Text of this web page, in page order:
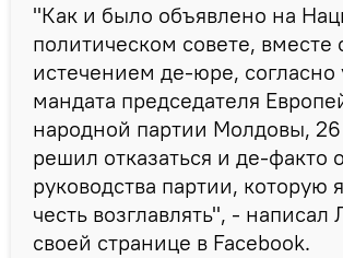
"Как и было объявлено на
политическом совете, вместе
истечением де-юре, согласно
мандата председателя
народной партии Молдовы,
решил отказаться и де-факто
руководства партии, которую
честь возглавлять", - написал
своей странице в Facebook.